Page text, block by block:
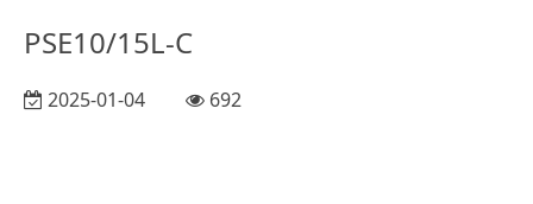
PSE10/15L-C
2025-01-04 692